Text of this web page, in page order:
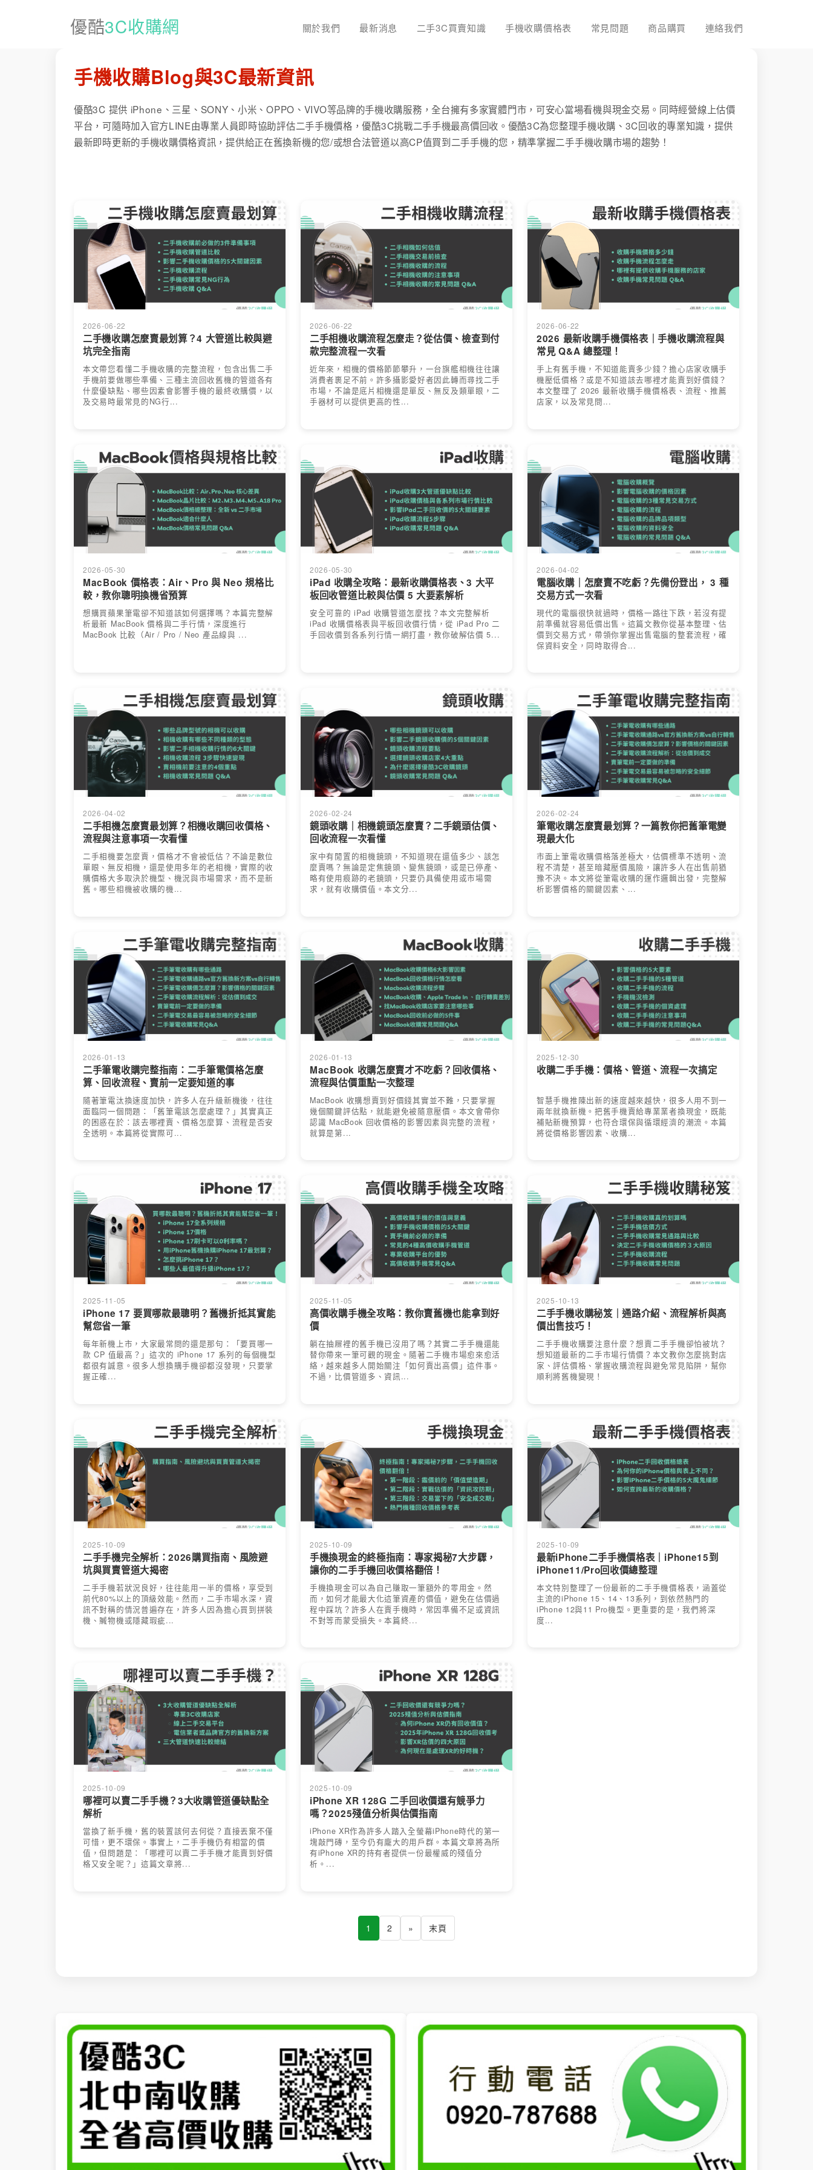
優酷3C收購網 關於我們 最新消息 二手3C買賣知識 手機收購價格表 常見問題 商品購買 連絡我們
手機收購Blog與3C最新資訊
優酷3C 提供 iPhone、三星、SONY、小米、OPPO、VIVO等品牌的手機收購服務，全台擁有多家實體門市，可安心當場看機與現金交易。同時經營線上估價
平台，可隨時加入官方LINE由專業人員即時協助評估二手手機價格，優酷3C挑戰二手手機最高價回收。優酷3C為您整理手機收購、3C回收的專業知識，提供
最新即時更新的手機收購價格資訊，提供給正在舊換新機的您/或想合法管道以高CP值買到二手手機的您，精準掌握二手手機收購市場的趨勢！
2026-06-22
二手機收購怎麼賣最划算？4 大管道比較與避
坑完全指南
本文帶您看懂二手機收購的完整流程，包含出售二手
手機前要做哪些準備、三種主流回收舊機的管道各有
什麼優缺點、哪些因素會影響手機的最終收購價，以
及交易時最常見的NG行...
2026-06-22
二手相機收購流程怎麼走？從估價、檢查到付
款完整流程一次看
近年來，相機的價格節節攀升，一台旗艦相機往往讓
消費者裹足不前。許多攝影愛好者因此轉而尋找二手
市場，不論是底片相機還是單反、無反及類單眼，二
手器材可以提供更高的性...
2026-06-22
2026 最新收購手機價格表｜手機收購流程與
常見 Q&A 總整理！
手上有舊手機，不知道能賣多少錢？擔心店家收購手
機壓低價格？或是不知道該去哪裡才能賣到好價錢？
本文整理了 2026 最新收購手機價格表、流程、推薦
店家，以及常見問...
2026-05-30
MacBook 價格表：Air、Pro 與 Neo 規格比
較，教你聰明換機省預算
想購買蘋果筆電卻不知道該如何選擇嗎？本篇完整解
析最新 MacBook 價格與二手行情，深度進行
MacBook 比較（Air / Pro / Neo 產品線與 ...
2026-05-30
iPad 收購全攻略：最新收購價格表、3 大平
板回收管道比較與估價 5 大要素解析
安全可靠的 iPad 收購管道怎麼找？本文完整解析
iPad 收購價格表與平板回收價行情，從 iPad Pro 二
手回收價到各系列行情一網打盡，教你破解估價 5...
2026-04-02
電腦收購｜怎麼賣不吃虧？先備份登出， 3 種
交易方式一次看
現代的電腦很快就過時，價格一路往下跌，若沒有提
前準備就容易低價出售。這篇文教你從基本整理、估
價到交易方式，帶領你掌握出售電腦的整套流程，確
保資料安全，同時取得合...
2026-04-02
二手相機怎麼賣最划算？相機收購回收價格、
流程與注意事項一次看懂
二手相機要怎麼賣，價格才不會被低估？不論是數位
單眼、無反相機，還是使用多年的老相機，實際的收
購價格大多取決於機型、機況與市場需求，而不是新
舊。哪些相機被收購的機...
2026-02-24
鏡頭收購｜相機鏡頭怎麼賣？二手鏡頭估價、
回收流程一次看懂
家中有閒置的相機鏡頭，不知道現在還值多少、該怎
麼賣嗎？無論是定焦鏡頭、變焦鏡頭，或是已停產、
略有使用痕跡的老鏡頭，只要仍具備使用或市場需
求，就有收購價值。本文分...
2026-02-24
筆電收購怎麼賣最划算？一篇教你把舊筆電變
現最大化
市面上筆電收購價格落差極大，估價標準不透明、流
程不清楚，甚至暗藏壓價風險，讓許多人在出售前猶
豫不決。本文將從筆電收購的運作邏輯出發，完整解
析影響價格的關鍵因素、...
2026-01-13
二手筆電收購完整指南：二手筆電價格怎麼
算、回收流程、賣前一定要知道的事
隨著筆電汰換速度加快，許多人在升級新機後，往往
面臨同一個問題：「舊筆電該怎麼處理？」其實真正
的困惑在於：該去哪裡賣、價格怎麼算、流程是否安
全透明。本篇將從實際可...
2026-01-13
MacBook 收購怎麼賣才不吃虧？回收價格、
流程與估價重點一次整理
MacBook 收購想賣到好價錢其實並不難，只要掌握
幾個關鍵評估點，就能避免被隨意壓價。本文會帶你
認識 MacBook 回收價格的影響因素與完整的流程，
就算是第...
2025-12-30
收購二手手機：價格、管道、流程一次搞定
智慧手機推陳出新的速度越來越快，很多人用不到一
兩年就換新機。把舊手機賣給專業業者換現金，既能
補貼新機預算，也符合環保與循環經濟的潮流。本篇
將從價格影響因素、收購...
2025-11-05
iPhone 17 要買哪款最聰明？舊機折抵其實能
幫您省一筆
每年新機上市，大家最常問的還是那句：「要買哪一
款 CP 值最高？」這次的 iPhone 17 系列的每個機型
都很有誠意。很多人想換購手機卻都沒發現，只要掌
握正確...
2025-11-05
高價收購手機全攻略：教你賣舊機也能拿到好
價
躺在抽屜裡的舊手機已沒用了嗎？其實二手手機還能
替你帶來一筆可觀的現金。隨著二手機市場愈來愈活
絡，越來越多人開始關注「如何賣出高價」這件事。
不過，比價管道多、資訊...
2025-10-13
二手手機收購秘笈｜通路介紹、流程解析與高
價出售技巧！
二手手機收購要注意什麼？想賣二手手機卻怕被坑？
想知道最新的二手市場行情價？本文教你怎麼挑對店
家、評估價格、掌握收購流程與避免常見陷阱，幫你
順利將舊機變現！
2025-10-09
二手手機完全解析：2026購買指南、風險避
坑與買賣管道大揭密
二手手機若狀況良好，往往能用一半的價格，享受到
前代80%以上的頂級效能。然而，二手市場水深，資
訊不對稱的情況普遍存在，許多人因為擔心買到拼裝
機、贓物機或隱藏瑕疵...
2025-10-09
手機換現金的終極指南：專家揭秘7大步驟，
讓你的二手手機回收價格翻倍！
手機換現金可以為自己賺取一筆額外的零用金。然
而，如何才能最大化這筆資產的價值，避免在估價過
程中踩坑？許多人在賣手機時，常因準備不足或資訊
不對等而蒙受損失。本篇終...
2025-10-09
最新iPhone二手手機價格表｜iPhone15到
iPhone11/Pro回收價總整理
本文特別整理了一份最新的二手手機價格表，涵蓋從
主流的iPhone 15、14、13系列，到依然熱門的
iPhone 12與11 Pro機型。更重要的是，我們將深
度...
2025-10-09
哪裡可以賣二手手機？3大收購管道優缺點全
解析
當換了新手機，舊的裝置該何去何從？直接丟棄不僅
可惜，更不環保。事實上，二手手機仍有相當的價
值，但問題是：「哪裡可以賣二手手機才能賣到好價
格又安全呢？」這篇文章將...
2025-10-09
iPhone XR 128G 二手回收價還有競爭力
嗎？2025殘值分析與估價指南
iPhone XR作為許多人踏入全螢幕iPhone時代的第一
塊敲門磚，至今仍有龐大的用戶群。本篇文章將為所
有iPhone XR的持有者提供一份最權威的殘值分
析。...
1 2 » 末頁